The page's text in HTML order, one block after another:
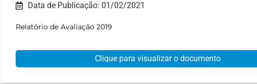
Data de Publicação: 01/02/2021
Relatório de Avaliação 2019
Clique para visualizar o documento